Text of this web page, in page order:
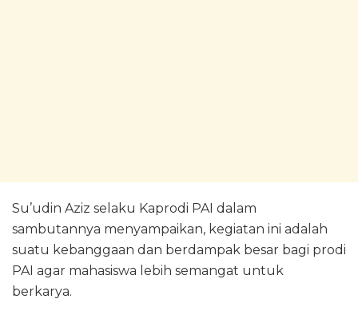
Su’udin Aziz selaku Kaprodi PAI dalam
sambutannya menyampaikan, kegiatan ini adalah
suatu kebanggaan dan berdampak besar bagi prodi
PAI agar mahasiswa lebih semangat untuk
berkarya.